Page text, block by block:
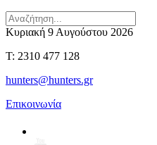
Κυριακή 9 Αυγούστου 2026
T: 2310 477 128
hunters@hunters.gr
Επικοινωνία